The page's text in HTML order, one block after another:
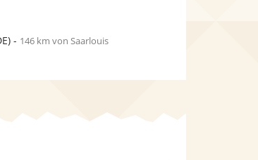
- 146 km von Saarlouis